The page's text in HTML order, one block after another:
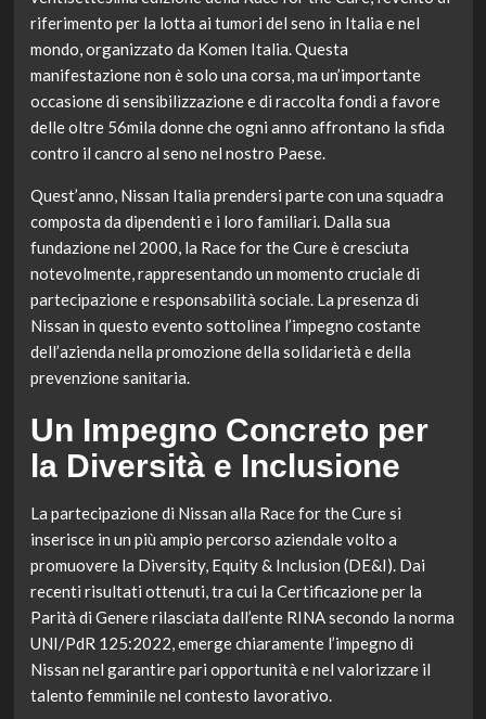
riferimento per la lotta ai tumori del seno in Italia e nel
mondo, organizzato da Komen Italia. Questa
manifestazione non è solo una corsa, ma un’importante
occasione di sensibilizzazione e di raccolta fondi a favore
delle oltre 56mila donne che ogni anno affrontano la sfida
contro il cancro al seno nel nostro Paese.
Quest’anno, Nissan Italia prendersi parte con una squadra
composta da dipendenti e i loro familiari. Dalla sua
fundazione nel 2000, la Race for the Cure è cresciuta
notevolmente, rappresentando un momento cruciale di
partecipazione e responsabilità sociale. La presenza di
Nissan in questo evento sottolinea l’impegno costante
dell’azienda nella promozione della solidarietà e della
prevenzione sanitaria.
Un Impegno Concreto per
la Diversità e Inclusione
La partecipazione di Nissan alla Race for the Cure si
inserisce in un più ampio percorso aziendale volto a
promuovere la Diversity, Equity & Inclusion (DE&I). Dai
recenti risultati ottenuti, tra cui la Certificazione per la
Parità di Genere rilasciata dall’ente RINA secondo la norma
UNI/PdR 125:2022, emerge chiaramente l’impegno di
Nissan nel garantire pari opportunità e nel valorizzare il
talento femminile nel contesto lavorativo.